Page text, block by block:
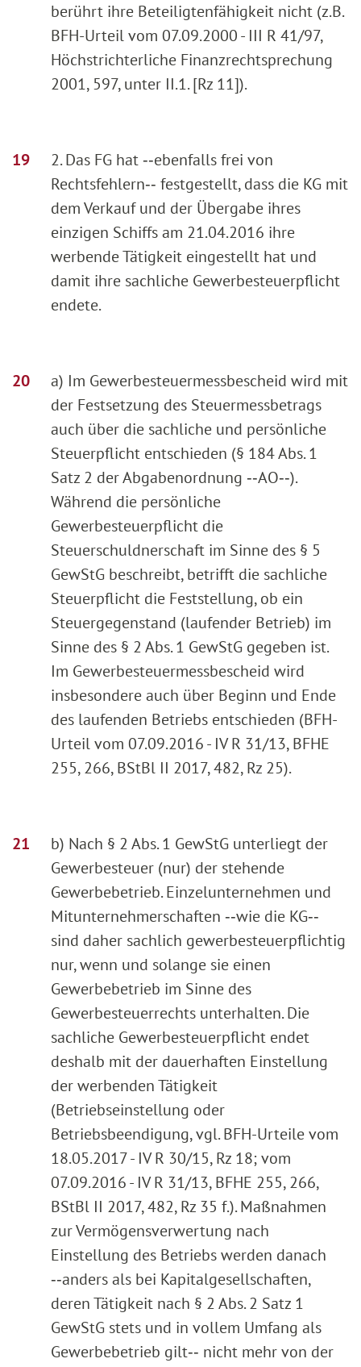
berührt ihre Beteiligtenfähigkeit nicht (z.B.
BFH-Urteil vom 07.09.2000 - III R 41/97,
Höchstrichterliche Finanzrechtsprechung
2001, 597, unter II.1. [Rz 11]).
2. Das FG hat ‑‑ebenfalls frei von
Rechtsfehlern‑‑ festgestellt, dass die KG mit
dem Verkauf und der Übergabe ihres
einzigen Schiffs am 21.04.2016 ihre
werbende Tätigkeit eingestellt hat und
damit ihre sachliche Gewerbesteuerpflicht
endete.
a) Im Gewerbesteuermessbescheid wird mit
der Festsetzung des Steuermessbetrags
auch über die sachliche und persönliche
Steuerpflicht entschieden (§ 184 Abs. 1
Satz 2 der Abgabenordnung ‑‑AO‑‑).
Während die persönliche
Gewerbesteuerpflicht die
Steuerschuldnerschaft im Sinne des § 5
GewStG beschreibt, betrifft die sachliche
Steuerpflicht die Feststellung, ob ein
Steuergegenstand (laufender Betrieb) im
Sinne des § 2 Abs. 1 GewStG gegeben ist.
Im Gewerbesteuermessbescheid wird
insbesondere auch über Beginn und Ende
des laufenden Betriebs entschieden (BFH-
Urteil vom 07.09.2016 - IV R 31/13, BFHE
255, 266, BStBl II 2017, 482, Rz 25).
b) Nach § 2 Abs. 1 GewStG unterliegt der
Gewerbesteuer (nur) der stehende
Gewerbebetrieb. Einzelunternehmen und
Mitunternehmerschaften ‑‑wie die KG‑‑
sind daher sachlich gewerbesteuerpflichtig
nur, wenn und solange sie einen
Gewerbebetrieb im Sinne des
Gewerbesteuerrechts unterhalten. Die
sachliche Gewerbesteuerpflicht endet
deshalb mit der dauerhaften Einstellung
der werbenden Tätigkeit
(Betriebseinstellung oder
Betriebsbeendigung, vgl. BFH-Urteile vom
18.05.2017 - IV R 30/15, Rz 18; vom
07.09.2016 - IV R 31/13, BFHE 255, 266,
BStBl II 2017, 482, Rz 35 f.). Maßnahmen
zur Vermögensverwertung nach
Einstellung des Betriebs werden danach
‑‑anders als bei Kapitalgesellschaften,
deren Tätigkeit nach § 2 Abs. 2 Satz 1
GewStG stets und in vollem Umfang als
Gewerbebetrieb gilt‑‑ nicht mehr von der